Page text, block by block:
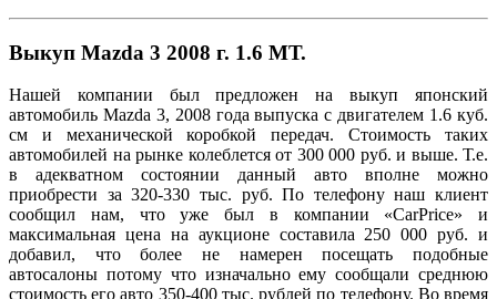
Выкуп Mazda 3 2008 г. 1.6 МТ.
Нашей компании был предложен на выкуп японский
автомобиль Mazda 3, 2008 года выпуска с двигателем 1.6 куб.
см и механической коробкой передач. Стоимость таких
автомобилей на рынке колеблется от 300 000 руб. и выше. Т.е.
в адекватном состоянии данный авто вполне можно
приобрести за 320-330 тыс. руб. По телефону наш клиент
сообщил нам, что уже был в компании «CarPrice» и
максимальная цена на аукционе составила 250 000 руб. и
добавил, что более не намерен посещать подобные
автосалоны потому что изначально ему сообщали среднюю
стоимость его авто 350-400 тыс. рублей по телефону. Во время